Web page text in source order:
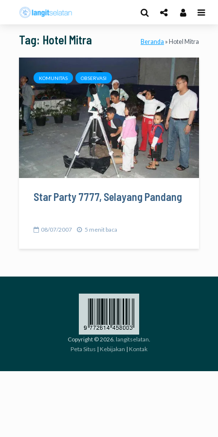
Tag: Hotel Mitra Beranda » Hotel Mitra
KOMUNITAS OBSERVASI
Star Party 7777, Selayang Pandang
08/07/2007 5 menit baca
Copyright © 2026. langitselatan
Peta Situs | Kebijakan | Kontak